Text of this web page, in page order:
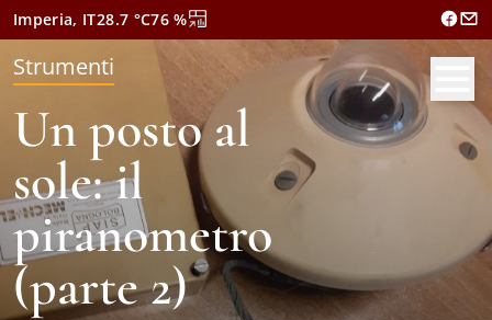
Imperia, IT28.7 °C76 %
Strumenti
Un posto al
sole: il
piranometro
(parte 2)